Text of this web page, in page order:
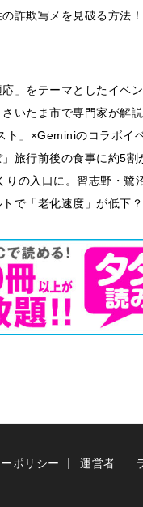
詐欺写メを見破る方法！
」をテーマとしたイベ
いたま市で専門家が解
ト」×Geminiのコラボイ
」旅行前後の食事に約5
りの入口に。習志野・
トで「老化速度」が低
ポリシー 運営者